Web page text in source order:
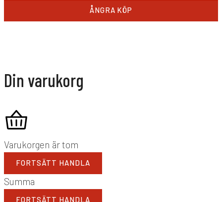
ÅNGRA KÖP
Din varukorg
Varukorgen är tom
FORTSÄTT HANDLA
Summa
FORTSÄTT HANDLA